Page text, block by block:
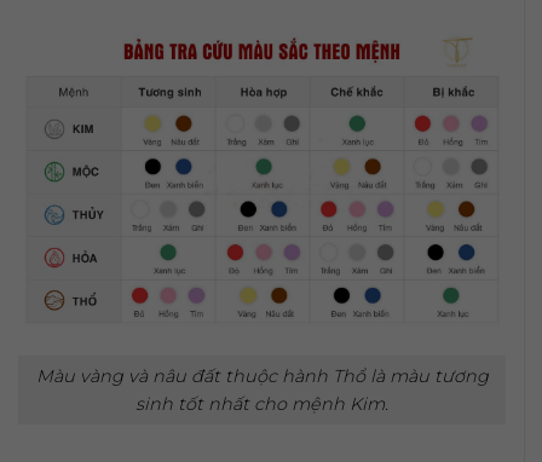
Màu vàng và nâu đất thuộc hành Thổ là màu tương
sinh tốt nhất cho mệnh Kim.